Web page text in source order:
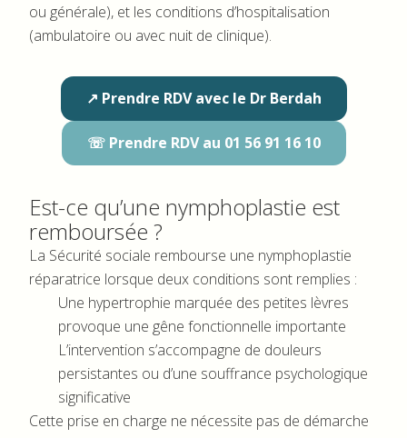
ou générale), et les conditions d’hospitalisation
(ambulatoire ou avec nuit de clinique).
↗ Prendre RDV avec le Dr Berdah
☏ Prendre RDV au 01 56 91 16 10
Est-ce qu’une nymphoplastie est
remboursée ?
La Sécurité sociale rembourse une nymphoplastie
réparatrice lorsque deux conditions sont remplies :
Une hypertrophie marquée des petites lèvres
provoque une gêne fonctionnelle importante
L’intervention s’accompagne de douleurs
persistantes ou d’une souffrance psychologique
significative
Cette prise en charge ne nécessite pas de démarche